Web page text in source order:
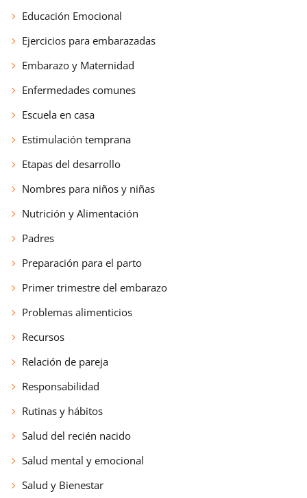
Educación Emocional
Ejercicios para embarazadas
Embarazo y Maternidad
Enfermedades comunes
Escuela en casa
Estimulación temprana
Etapas del desarrollo
Nombres para niños y niñas
Nutrición y Alimentación
Padres
Preparación para el parto
Primer trimestre del embarazo
Problemas alimenticios
Recursos
Relación de pareja
Responsabilidad
Rutinas y hábitos
Salud del recién nacido
Salud mental y emocional
Salud y Bienestar